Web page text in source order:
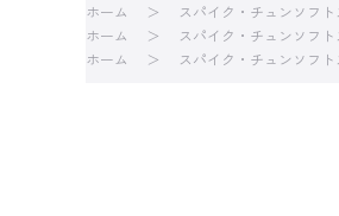
ホーム
スパイク・チュンソフト
ホーム
スパイク・チュンソフト
ホーム
スパイク・チュンソフト